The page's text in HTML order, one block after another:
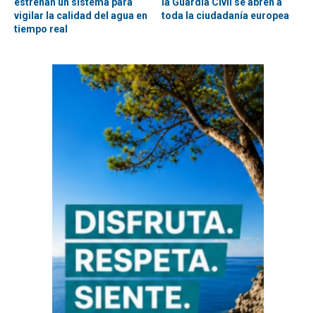
vigilar la calidad del agua en
tiempo real
toda la ciudadanía europea